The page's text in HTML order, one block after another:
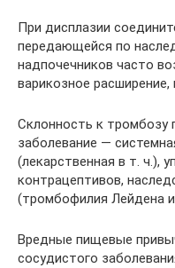
При дисплазии
передающейся по
надпочечников часто
варикозное расширение,
Склонность к тромбозу
заболевание —
(лекарственная в т. ч.),
контрацептивов,
(тромбофилия Лейдена
Вредные пищевые
сосудистого